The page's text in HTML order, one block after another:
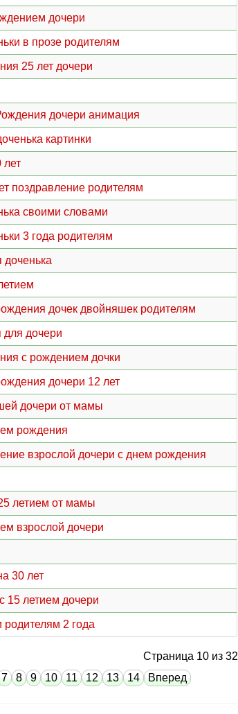
дочери
в прозе родителям
25 лет дочери
дочери анимация
картинки
лет
поздравление родителям
своими словами
3 года родителям
дочек двойняшек родителям
дочери
с рождением дочки
дочери 12 лет
дочери от мамы
рождения
взрослой дочери с днем рождения
летием от мамы
взрослой дочери
30 лет
15 летием дочери
2 года
Страница 10 из 32
7 8 9 10 11 12 13 14
Вперед